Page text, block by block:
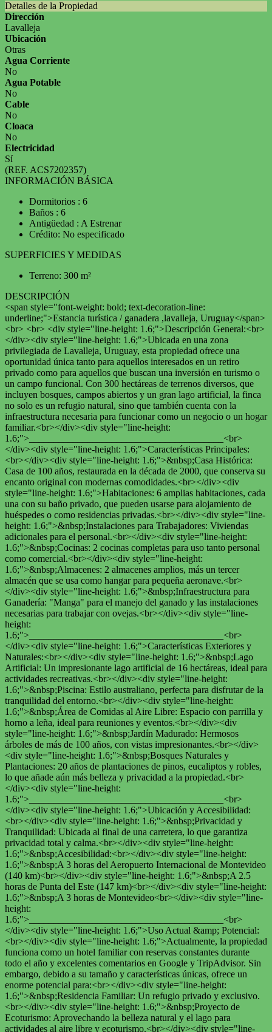
Detalles de la Propiedad
Dirección
Lavalleja
Ubicación
Otras
Agua Corriente
No
Agua Potable
No
Cable
No
Cloaca
No
Electricidad
Sí
(REF. ACS7202357)
INFORMACIÓN BÁSICA
Dormitorios : 6
Baños : 6
Antigüedad : A Estrenar
Crédito: No especificado
SUPERFICIES Y MEDIDAS
Terreno: 300 m²
DESCRIPCIÓN
<span style="font-weight: bold; text-decoration-line:
underline;">Estancia turística / ganadera ,lavalleja, Uruguay</span>
<br> <br> <div style="line-height: 1.6;">Descripción General:<br>
</div><div style="line-height: 1.6;">Ubicada en una zona
privilegiada de Lavalleja, Uruguay, esta propiedad ofrece una
oportunidad única tanto para aquellos interesados en un retiro
privado como para aquellos que buscan una inversión en turismo o
un campo funcional. Con 300 hectáreas de terrenos diversos, que
incluyen bosques, campos abiertos y un gran lago artificial, la finca
no solo es un refugio natural, sino que también cuenta con la
infraestructura necesaria para funcionar como un negocio o un hogar
familiar.<br></div><div style="line-height:
1.6;">________________________________________<br>
</div><div style="line-height: 1.6;">Características Principales:
<br></div><div style="line-height: 1.6;">&nbsp;Casa Histórica:
Casa de 100 años, restaurada en la década de 2000, que conserva su
encanto original con modernas comodidades.<br></div><div
style="line-height: 1.6;">Habitaciones: 6 amplias habitaciones, cada
una con su baño privado, que pueden usarse para alojamiento de
huéspedes o como residencias privadas.<br></div><div style="line-
height: 1.6;">&nbsp;Instalaciones para Trabajadores: Viviendas
adicionales para el personal.<br></div><div style="line-height:
1.6;">&nbsp;Cocinas: 2 cocinas completas para uso tanto personal
como comercial.<br></div><div style="line-height:
1.6;">&nbsp;Almacenes: 2 almacenes amplios, más un tercer
almacén que se usa como hangar para pequeña aeronave.<br>
</div><div style="line-height: 1.6;">&nbsp;Infraestructura para
Ganadería: "Manga" para el manejo del ganado y las instalaciones
necesarias para trabajar con ovejas.<br></div><div style="line-
height:
1.6;">________________________________________<br>
</div><div style="line-height: 1.6;">Características Exteriores y
Naturales:<br></div><div style="line-height: 1.6;">&nbsp;Lago
Artificial: Un impresionante lago artificial de 16 hectáreas, ideal para
actividades recreativas.<br></div><div style="line-height:
1.6;">&nbsp;Piscina: Estilo australiano, perfecta para disfrutar de la
tranquilidad del entorno.<br></div><div style="line-height:
1.6;">&nbsp;Área de Comidas al Aire Libre: Espacio con parrilla y
horno a leña, ideal para reuniones y eventos.<br></div><div
style="line-height: 1.6;">&nbsp;Jardín Madurado: Hermosos
árboles de más de 100 años, con vistas impresionantes.<br></div>
<div style="line-height: 1.6;">&nbsp;Bosques Naturales y
Plantaciones: 20 años de plantaciones de pinos, eucaliptos y robles,
lo que añade aún más belleza y privacidad a la propiedad.<br>
</div><div style="line-height:
1.6;">________________________________________<br>
</div><div style="line-height: 1.6;">Ubicación y Accesibilidad:
<br></div><div style="line-height: 1.6;">&nbsp;Privacidad y
Tranquilidad: Ubicada al final de una carretera, lo que garantiza
privacidad total y calma.<br></div><div style="line-height:
1.6;">&nbsp;Accesibilidad:<br></div><div style="line-height:
1.6;">&nbsp;A 3 horas del Aeropuerto Internacional de Montevideo
(140 km)<br></div><div style="line-height: 1.6;">&nbsp;A 2.5
horas de Punta del Este (147 km)<br></div><div style="line-height:
1.6;">&nbsp;A 3 horas de Montevideo<br></div><div style="line-
height:
1.6;">________________________________________<br>
</div><div style="line-height: 1.6;">Uso Actual &amp; Potencial:
<br></div><div style="line-height: 1.6;">Actualmente, la propiedad
funciona como un hotel familiar con reservas constantes durante
todo el año y excelentes comentarios en Google y TripAdvisor. Sin
embargo, debido a su tamaño y características únicas, ofrece un
enorme potencial para:<br></div><div style="line-height:
1.6;">&nbsp;Residencia Familiar: Un refugio privado y exclusivo.
<br></div><div style="line-height: 1.6;">&nbsp;Proyecto de
Ecoturismo: Aprovechando la belleza natural y el lago para
actividades al aire libre y ecoturismo.<br></div><div style="line-